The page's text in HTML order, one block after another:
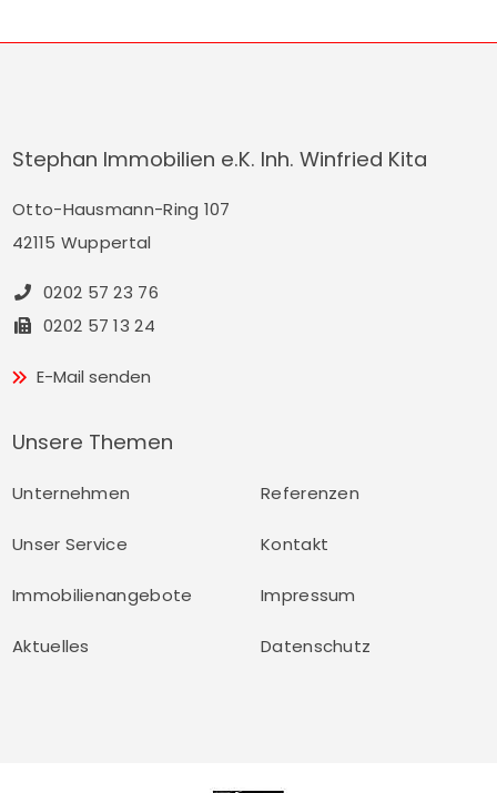
Sie am Rennen […]
Stephan Immobilien e.K. Inh. Winfried Kita
Otto-Hausmann-Ring 107
42115 Wuppertal
0202 57 23 76
0202 57 13 24
E-Mail senden
Unsere Themen
Unternehmen Referenzen
Unser Service Kontakt
Immobilienangebote Impressum
Aktuelles Datenschutz